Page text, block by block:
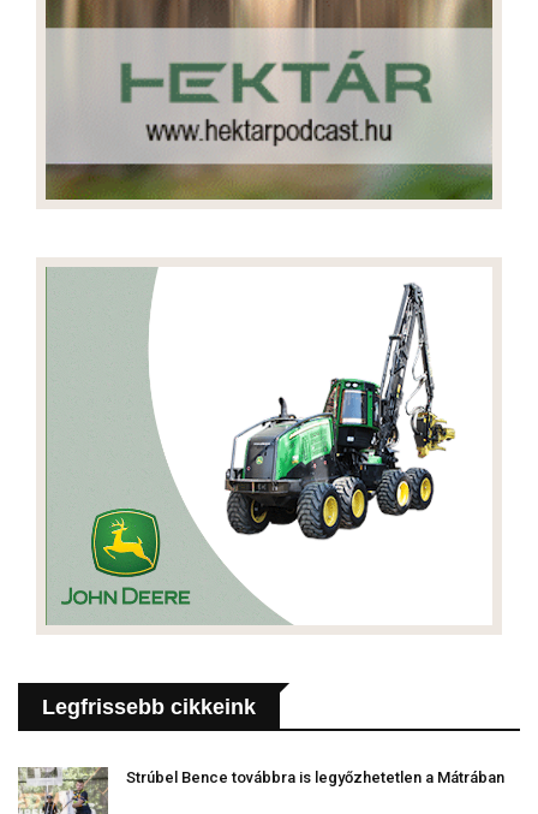
Legfrissebb cikkeink
Strúbel Bence továbbra is legyőzhetetlen a Mátrában